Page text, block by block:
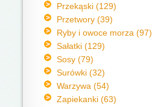
Przekąski (129)
Przetwory (39)
Ryby i owoce morza (97)
Sałatki (129)
Sosy (79)
Surówki (32)
Warzywa (54)
Zapiekanki (63)